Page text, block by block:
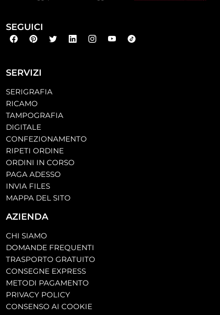
SERVIZI
SERIGRAFIA
RICAMO
TAMPOGRAFIA
DIGITALE
CONFEZIONAMENTO
RIPETI ORDINE
ORDINI IN CORSO
PAGA ADESSO
INVIA FILES
MAPPA DEL SITO
AZIENDA
CHI SIAMO
DOMANDE FREQUENTI
TRASPORTO GRATUITO
CONSEGNE EXPRESS
METODI PAGAMENTO
PRIVACY POLICY
CONSENSO AI COOKIE
SEGUICI